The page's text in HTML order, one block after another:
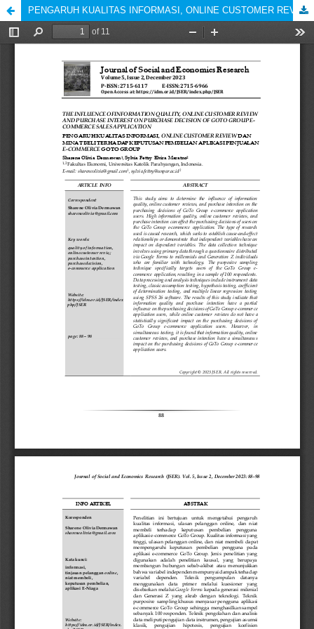
PENGARUH KUALITAS INFORMASI, ONLINE CUSTOMER REVIEW, DAN MINAT BELI TERHADAP KEPUTUSAN PEMBELIAN APLIKASI PENJUALAN E-COMMERCE GOTO GRUP